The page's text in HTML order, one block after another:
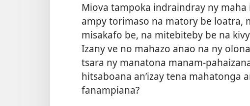
Miova tampoka indraindray ny maha
ampy torimaso na matory be loatra,
misakafo be, na mitebiteby be na
Izany ve no mahazo anao na ny
tsara ny manatona manam-
hitsaboana an’izay tena mahatonga
fanampiana?